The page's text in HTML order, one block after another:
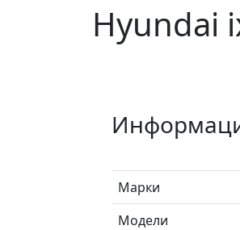
Hyundai
Марки
Модели